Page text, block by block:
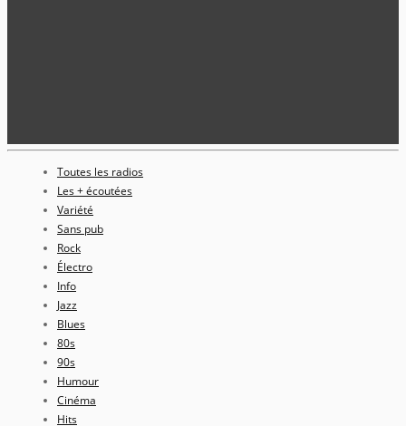
Toutes les radios
Les + écoutées
Variété
Sans pub
Rock
Électro
Info
Jazz
Blues
80s
90s
Humour
Cinéma
Hits